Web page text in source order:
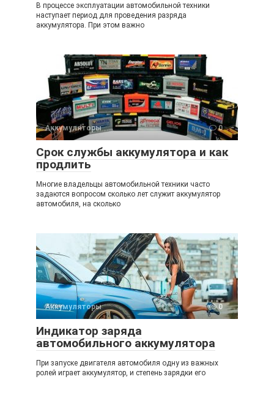
В процессе эксплуатации автомобильной техники
наступает период для проведения разряда
аккумулятора. При этом важно
Аккумуляторы 0
Срок службы аккумулятора и как
продлить
Многие владельцы автомобильной техники часто
задаются вопросом сколько лет служит аккумулятор
автомобиля, на сколько
Аккумуляторы 0
Индикатор заряда
автомобильного аккумулятора
При запуске двигателя автомобиля одну из важных
ролей играет аккумулятор, и степень зарядки его